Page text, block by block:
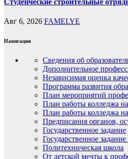
Студенческие строительные
Авг 6, 2026 FAMELYE
Навигация
Сведения об
Дополнительное
Независимая оценка
Программа развития
План мероприятий
План работы колледжа
План работы колледжа
Предписания органов,
Государственное задание
Государственное
Политехническая школа
От детской мечты к